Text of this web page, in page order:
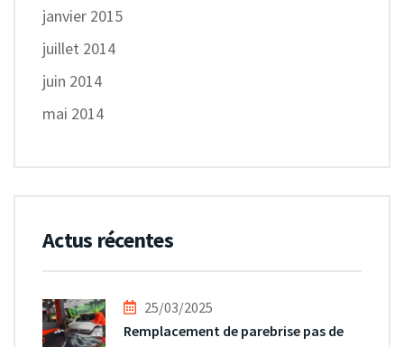
janvier 2015
juillet 2014
juin 2014
mai 2014
Actus récentes
25/03/2025
Remplacement de parebrise pas de